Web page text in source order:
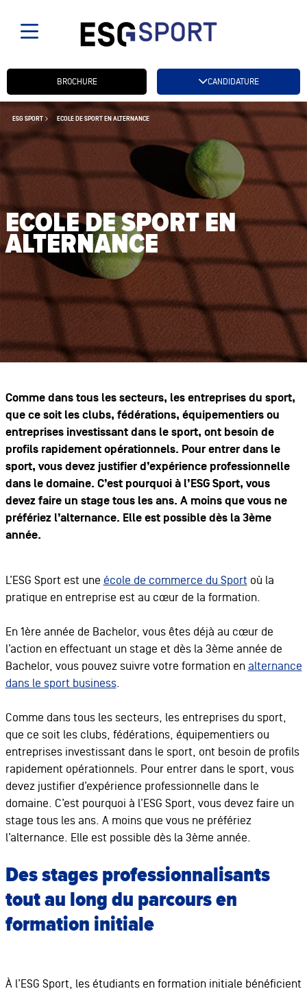
ESG SPORT ECOLE DE SPORT EN ALTERNANCE
ECOLE DE SPORT EN
ALTERNANCE
Comme dans tous les secteurs, les entreprises du sport,
que ce soit les clubs, fédérations, équipementiers ou
entreprises investissant dans le sport, ont besoin de
profils rapidement opérationnels. Pour entrer dans le
sport, vous devez justifier d’expérience professionnelle
dans le domaine. C’est pourquoi à l’ESG Sport, vous
devez faire un stage tous les ans. A moins que vous ne
préfériez l’alternance. Elle est possible dès la 3ème
année.
L’ESG Sport est une école de commerce du Sportoù la
pratique en entreprise est au cœur de la formation.
En 1ère année de Bachelor, vous êtes déjà au cœur de
l’action en effectuant un stage et dès la 3ème année de
Bachelor, vous pouvez suivre votre formation en alternance
dans le sport business.
Comme dans tous les secteurs, les entreprises du sport,
que ce soit les clubs, fédérations, équipementiers ou
entreprises investissant dans le sport, ont besoin de profils
rapidement opérationnels. Pour entrer dans le sport, vous
devez justifier d’expérience professionnelle dans le
domaine. C’est pourquoi à l’ESG Sport, vous devez faire un
stage tous les ans. A moins que vous ne préfériez
l’alternance. Elle est possible dès la 3ème année.
Des stages professionnalisants
tout au long du parcours en
formation initiale
À l’ESG Sport, les étudiants en formation initiale bénéficient
CANDIDATURE
Candidatez btnBROCHURE